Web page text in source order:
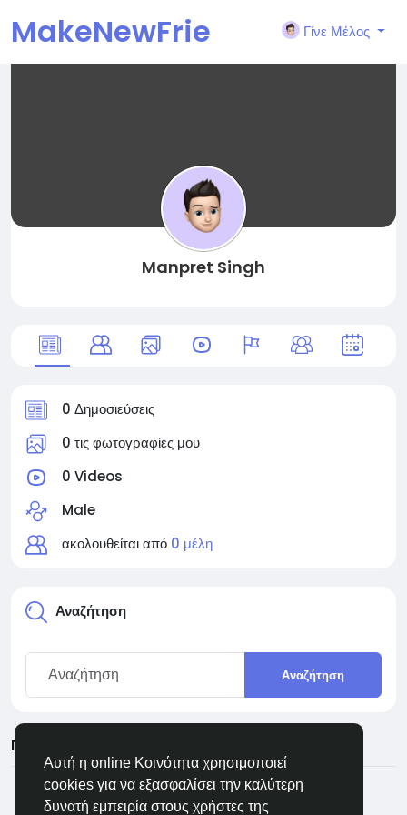
Αυτή η online Κοινότητα χρησιμοποιεί
cookies για να εξασφαλίσει την καλύτερη
δυνατή εμπειρία στους χρήστες της
MakeNewFrie
Γίνε Μέλος
Manpret Singh
0 Δημοσιεύσεις
0 τις φωτογραφίες μου
0 Videos
Male
ακολουθείται από 0 μέλη
Αναζήτηση
Αναζήτηση
Πρόσφατες ενημερώσεις